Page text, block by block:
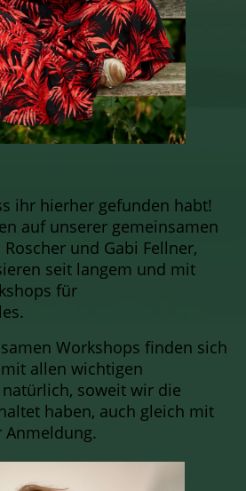
ihr hierher gefunden habt!
auf unserer gemeinsamen
und Gabi Fellner,
seit langem und mit
für
Workshops finden sich
allen wichtigen
soweit wir die
haben, auch gleich mit